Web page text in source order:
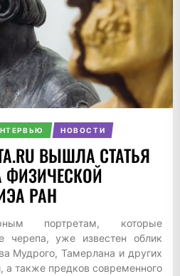
НОВОСТИ
ВЫШЛА СТАТЬЯ
ФИЗИЧЕСКОЙ
РАН
портретам, которые
черепа, уже известен облик
Мудрого, Тамерлана и других
а также предков современного